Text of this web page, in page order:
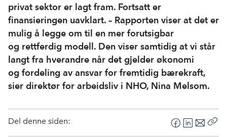
privat sektor er lagt fram. Fortsatt er
finansieringen uavklart. – Rapporten viser at det er
mulig å legge om til en mer forutsigbar
og rettferdig modell. Den viser samtidig at vi står
langt fra hverandre når det gjelder økonomi
og fordeling av ansvar for fremtidig bærekraft,
sier direktør for arbeidsliv i NHO, Nina Melsom.
Del denne siden:
F
L
E